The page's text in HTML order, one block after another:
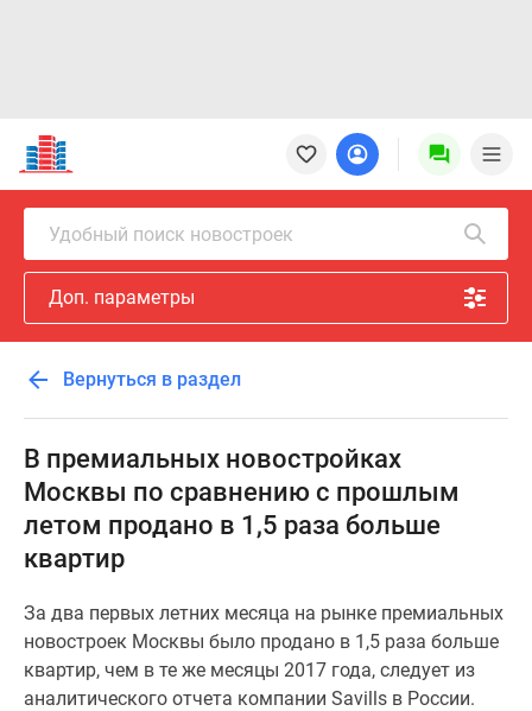
Новостройки
Квартиры
Ипотека
Новостройки
Москвы
Новостройки
Подмосковья
Новостройки
Москвы
Готовые
новостройки
Новостройки
карте
Специальные
Коммерческие
помещения
Продавцы
Удобный поиск новостроек
Доп. параметры
Вернуться в раздел
В премиальных новостройках
Москвы по сравнению с прошлым
летом продано в 1,5 раза больше
квартир
За два первых летних месяца на рынке премиальных
новостроек Москвы было продано в 1,5 раза больше
квартир, чем в те же месяцы 2017 года, следует из
аналитического отчета компании Savills в России.